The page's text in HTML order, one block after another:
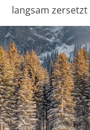
langsam